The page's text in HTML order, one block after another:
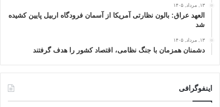
۱۳, مرداد, ۱۴۰۵
العهد عراق: بالون نظارتی آمریکا از آسمان فرودگاه اربیل پایین کشیده
شد
۱۳, مرداد, ۱۴۰۵
دشمنان همزمان با جنگ نظامی، اقتصاد کشور را هدف گرفتند
اینفوگرافی